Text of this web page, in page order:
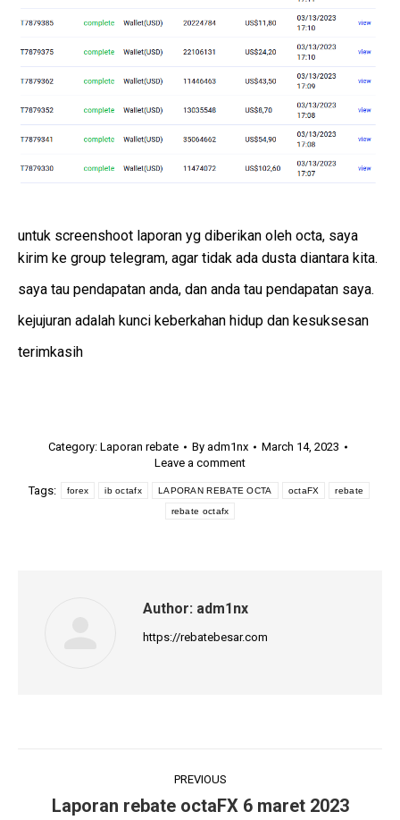
untuk screenshoot laporan yg diberikan oleh octa, saya
kirim ke group telegram, agar tidak ada dusta diantara kita.
saya tau pendapatan anda, dan anda tau pendapatan saya.
kejujuran adalah kunci keberkahan hidup dan kesuksesan
terimkasih
Category: Laporan rebate By adm1nx
March 14, 2023
Leave a comment
Tags: forex ib octafx LAPORAN REBATE OCTA octaFX rebate
rebate octafx
Author: adm1nx
https://rebatebesar.com
navigation
PREVIOUS
Previous
Laporan rebate octaFX 6 maret 2023